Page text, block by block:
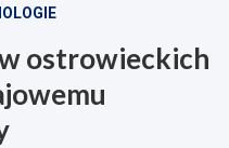
ostrowieckich